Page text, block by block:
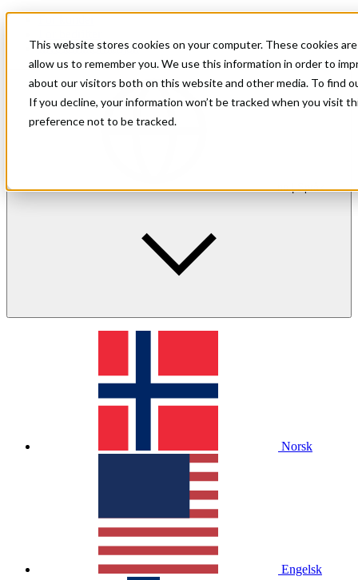
This website stores cookies on your computer. These cookies
allow us to remember you. We use this information in order to
about our visitors both on this website and other media. To find
If you decline, your information won’t be tracked when you visit
preference not to be tracked.
Investorinformasjon
no | Språk
Norsk
Engelsk